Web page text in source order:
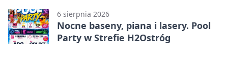
6 sierpnia 2026
Nocne baseny, piana i lasery. Pool
Party w Strefie H2Ostróg